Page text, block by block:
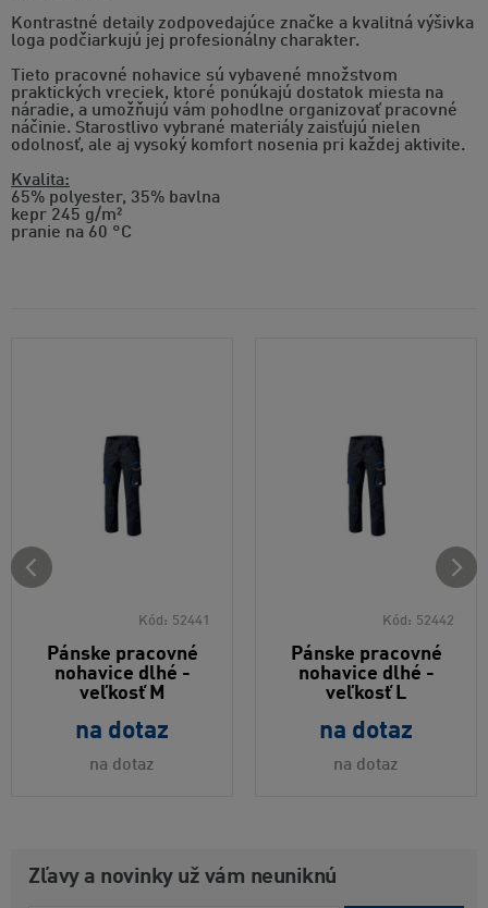
Kontrastné detaily zodpovedajúce značke a kvalitná výšivka
loga podčiarkujú jej profesionálny charakter.
Tieto pracovné nohavice sú vybavené množstvom
praktických vreciek, ktoré ponúkajú dostatok miesta na
náradie, a umožňujú vám pohodlne organizovať pracovné
náčinie. Starostlivo vybrané materiály zaisťujú nielen
odolnosť, ale aj vysoký komfort nosenia pri každej aktivite.
Kvalita:
65% polyester, 35% bavlna
kepr 245 g/m²
pranie na 60 °C
Kód: 52441
Pánske pracovné
nohavice dlhé -
veľkosť M
na dotaz
na dotaz
Kód: 52442
Pánske pracovné
nohavice dlhé -
veľkosť L
na dotaz
na dotaz
Zľavy a novinky už vám neuniknú